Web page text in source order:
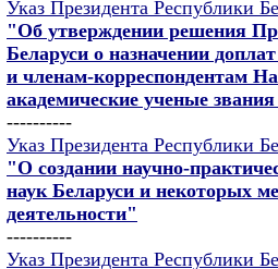
Указ Президента Республики
"Об утверждении решения
Беларуси о назначении
и членам-корреспондентам
академические ученые
----------
Указ Президента Республики
"О создании научно-
наук Беларуси и некоторых
деятельности"
----------
Указ Президента Республики